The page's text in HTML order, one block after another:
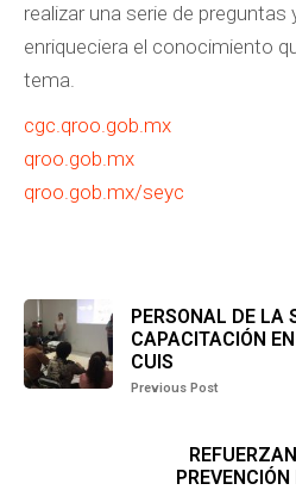
realizar una serie de
enriqueciera el conocimiento
tema.
cgc.qroo.gob.mx
qroo.gob.mx
qroo.gob.mx/seyc
PERSONAL DE LA
CAPACITACIÓN
CUIS
Previous Post